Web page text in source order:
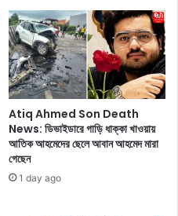
Atiq Ahmed Son Death
News: ডিভাইডারে গাড়ি ধাক্কা খাওয়ায়
আতিক আহমেদের ছেলে আবান আহমেদ মারা
গেছেন
1 day ago